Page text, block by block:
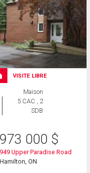
VISITE LIBRE
Maison
5 CAC , 2
SDB
973 000 $
949 Upper Paradise Road
Hamilton, ON